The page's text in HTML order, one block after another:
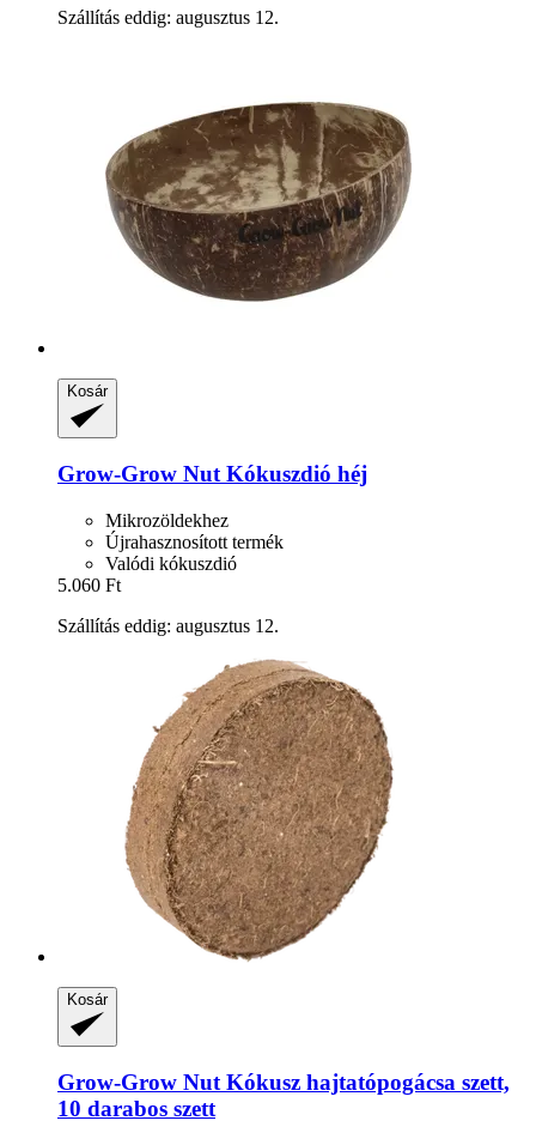
Szállítás eddig: augusztus 12.
Kosár
Grow-Grow Nut Kókuszdió héj
Mikrozöldekhez
Újrahasznosított termék
Valódi kókuszdió
5.060 Ft
Szállítás eddig: augusztus 12.
Kosár
Grow-Grow Nut Kókusz hajtatópogácsa szett,
10 darabos szett